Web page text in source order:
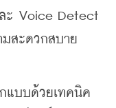
ะ Voice Detect
มสะดวกสบาย
แบบด้วยเทคนิค